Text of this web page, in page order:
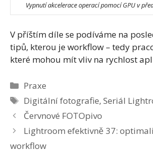
Vypnutí akcelerace operací pomocí GPU v
V příštím díle se podíváme na
tipů, kterou je workflow – tedy
které mohou mít vliv na rychlost
Rubriky
Praxe
Štítky
Digitální fotografie,Seriál
Červnové FOTOpivo
Lightroom efektivně 37:
workflow